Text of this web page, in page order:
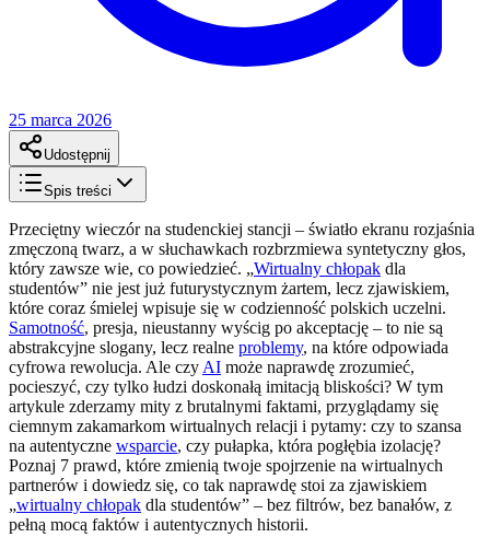
25 marca 2026
Udostępnij
Spis treści
Przeciętny wieczór na studenckiej stancji – światło ekranu rozjaśnia
zmęczoną twarz, a w słuchawkach rozbrzmiewa syntetyczny głos,
który zawsze wie, co powiedzieć. „Wirtualny chłopak dla
studentów” nie jest już futurystycznym żartem, lecz zjawiskiem,
które coraz śmielej wpisuje się w codzienność polskich uczelni.
Samotność, presja, nieustanny wyścig po akceptację – to nie są
abstrakcyjne slogany, lecz realne problemy, na które odpowiada
cyfrowa rewolucja. Ale czy AI może naprawdę zrozumieć,
pocieszyć, czy tylko łudzi doskonałą imitacją bliskości? W tym
artykule zderzamy mity z brutalnymi faktami, przyglądamy się
ciemnym zakamarkom wirtualnych relacji i pytamy: czy to szansa
na autentyczne wsparcie, czy pułapka, która pogłębia izolację?
Poznaj 7 prawd, które zmienią twoje spojrzenie na wirtualnych
partnerów i dowiedz się, co tak naprawdę stoi za zjawiskiem
„wirtualny chłopak dla studentów” – bez filtrów, bez banałów, z
pełną mocą faktów i autentycznych historii.